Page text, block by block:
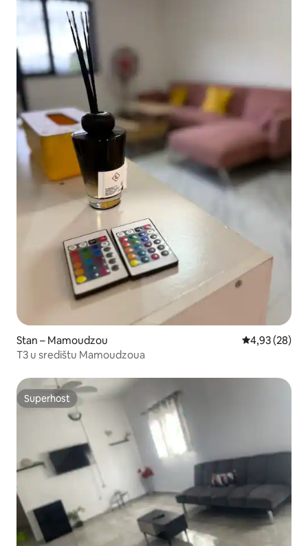
Stan – Mamoudzou Prosječna
4,93 (28)
T3 u središtu Mamoudzoua
Superhost
Superhost